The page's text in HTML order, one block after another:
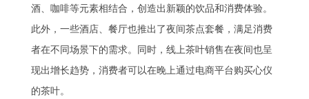
酒、咖啡等元素相结合，创造出新颖的饮品和消费体验。
此外，一些酒店、餐厅也推出了夜间茶点套餐，满足消费
者在不同场景下的需求。同时，线上茶叶销售在夜间也呈
现出增长趋势，消费者可以在晚上通过电商平台购买心仪
的茶叶。